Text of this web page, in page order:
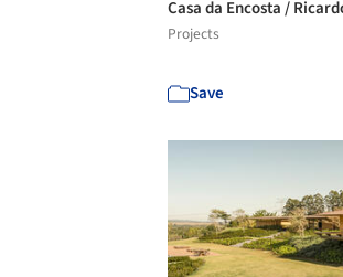
Casa da Encosta /
Projects
Save